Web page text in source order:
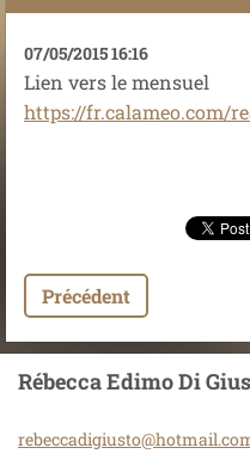
07/05/2015 16:16
Lien vers le mensuel
https://fr.calameo.com/
Précédent
Rébecca Edimo Di
rebeccadigiusto@hotmail.